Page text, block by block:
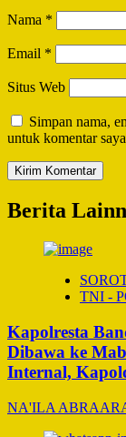
Nama *
Email *
Situs Web
Simpan nama,
untuk komentar
Berita
TNI -
Kapolresta
Dibawa ke
Internal,
NA'ILA